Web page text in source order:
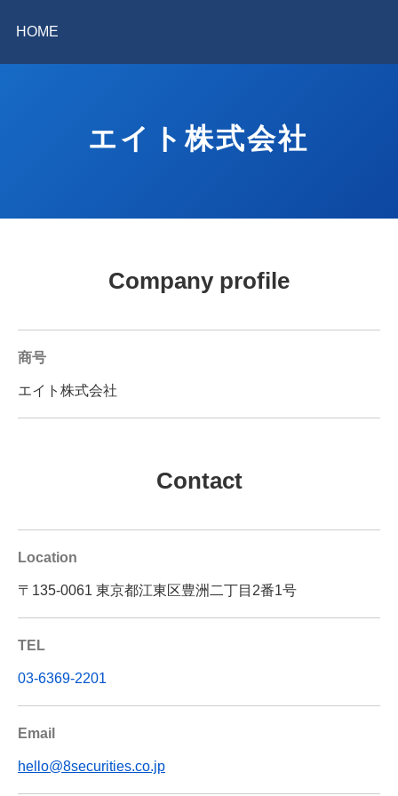
HOME
エイト株式会社
Company profile
商号
エイト株式会社
Contact
Location
〒135-0061 東京都江東区豊洲二丁目2番1号
TEL
03-6369-2201
Email
hello@8securities.co.jp